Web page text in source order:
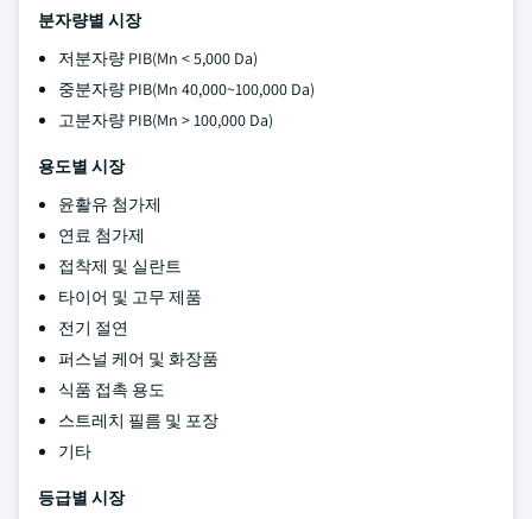
분자량별 시장
저분자량 PIB(Mn < 5,000 Da)
중분자량 PIB(Mn 40,000~100,000 Da)
고분자량 PIB(Mn > 100,000 Da)
용도별 시장
윤활유 첨가제
연료 첨가제
접착제 및 실란트
타이어 및 고무 제품
전기 절연
퍼스널 케어 및 화장품
식품 접촉 용도
스트레치 필름 및 포장
기타
등급별 시장